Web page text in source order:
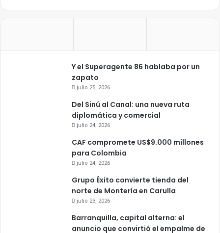
Y el Superagente 86 hablaba por un
zapato
julio 25, 2026
Del Sinú al Canal: una nueva ruta
diplomática y comercial
julio 24, 2026
CAF compromete US$9.000 millones
para Colombia
julio 24, 2026
Grupo Éxito convierte tienda del
norte de Montería en Carulla
julio 23, 2026
Barranquilla, capital alterna: el
anuncio que convirtió el empalme de